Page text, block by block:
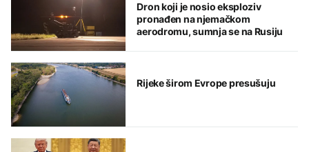
Dron koji je nosio eksploziv
pronađen na njemačkom
aerodromu, sumnja se na Rusiju
Rijeke širom Evrope presušuju